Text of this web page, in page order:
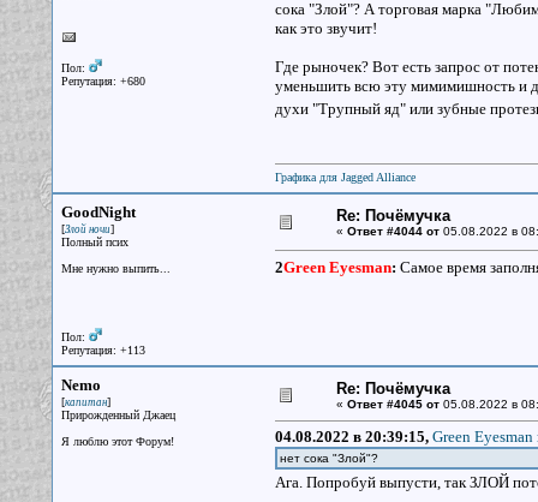
Пол:
Репутация: +680
сока "Злой"? А торговая марка
как это звучит!
Где рыночек? Вот есть запрос от
уменьшить всю эту мимимишность и
духи "Трупный яд" или зубные
Графика для Jagged Alliance
GoodNight
[Злой ночи]
Полный псих
Мне нужно выпить...
Пол:
Репутация: +113
Re: Почёмучка
« Ответ #4044 от05.08.2022 в
2Green Eyesman: Самое время
Nemo
[капитан]
Прирожденный Джаец
Я люблю этот Форум!
Re: Почёмучка
« Ответ #4045 от05.08.2022 в
04.08.2022 в 20:39:15, Green Eyesman
нет сока "Злой"?
Ага. Попробуй выпусти, так ЗЛОЙ